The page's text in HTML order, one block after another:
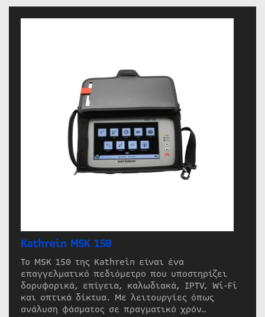
Kathrein MSK 150
Το MSK 150 της Kathrein είναι ένα
επαγγελματικό πεδιόμετρο που υποστηρίζει
δορυφορικά, επίγεια, καλωδιακά, IPTV, Wi-Fi
και οπτικά δίκτυα. Με λειτουργίες όπως
ανάλυση φάσματος σε πραγματικό χρόν…